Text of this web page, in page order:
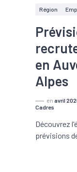
Région
en
Alpes
en avril
Cadres
Découvrez
prévisions